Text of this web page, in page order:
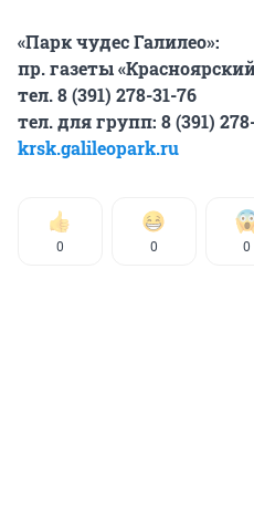
«Парк чудес Галилео»:
пр. газеты
тел. 8 (391) 278-31-76
тел. для групп: 8 (391)
krsk.galileopark.ru
0 0 0